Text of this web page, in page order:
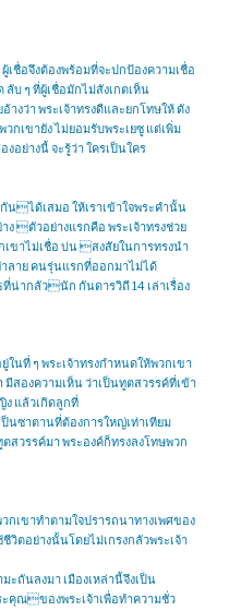
เชื่อจึงต้องพร้อมที่จะปกป้องความเชื่อ
บ ๆ ที่ผู้เชื่อมักไม่สังเกตเห็น
งว่า พระเจ้าทรงดีและยกโทษให้ ดัง
กเขายัง ไม่ยอมรับพระเยซู แต่เพิ่ม
อย่างนี้ จะรู้ว่า ใครเป็นใคร
นได้เสมอ ให้เราเข้าใจพระคำนั้น
ตัวอย่างแรกคือ พระเจ้าทรงช่วย
ขาไม่เชื่อ บ่น สงสัยในการทรงนำ
ลาย คนรุ่นแรกที่ออกมาไม่ได้
น่ากลัวนัก กันดารวิถี 14 เล่าเรื่อง
นที่ ๆ พระเจ้าทรงกำหนดให้พวกเขา
สองความเห็น ว่าเป็นทูตสวรรค์ที่เข้า
แล้วเกิดลูกที่
นซาตานที่ต้องการใหญ่เท่าเทียม
สวรรค์มา พระองค์ก็ทรงลงโทษพวก
กเขาทำตามใจปรารถนาทางเพศของ
วิตอย่างนั้นโดยไม่เกรงกลัวพระเจ้า
ะถันลงมา เมืองเหล่านี้จึงเป็น
ะคุณของพระเจ้าเพื่อทำความชั่ว